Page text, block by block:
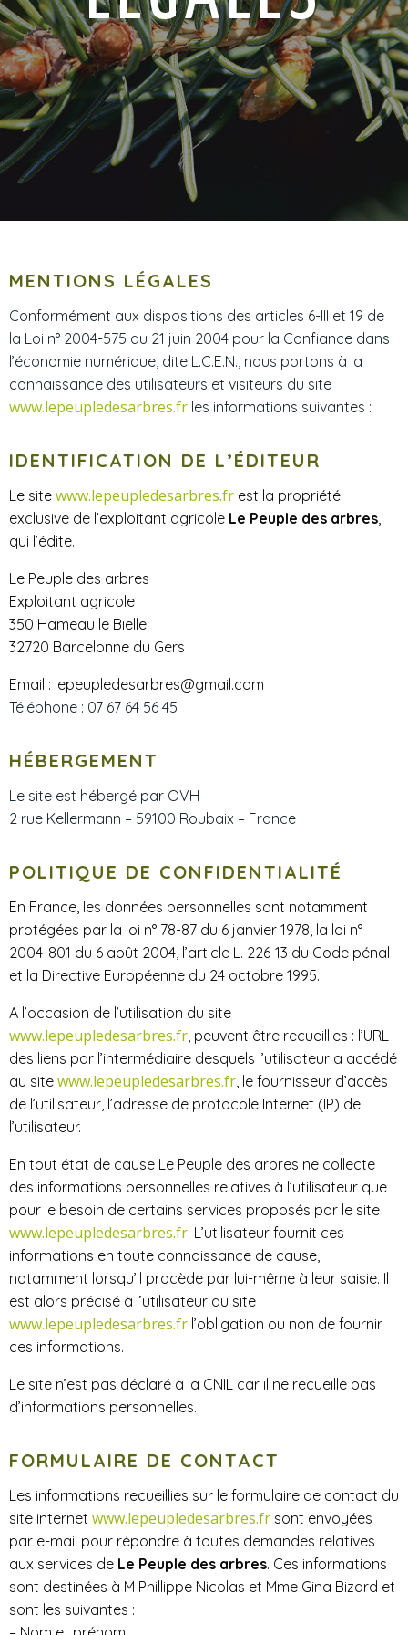
MENTIONS LÉGALES
Conformément aux dispositions des articles 6-III et 19 de
la Loi n° 2004-575 du 21 juin 2004 pour la Confiance dans
l’économie numérique, dite L.C.E.N., nous portons à la
connaissance des utilisateurs et visiteurs du site
www.lepeupledesarbres.fr les informations suivantes :
IDENTIFICATION DE L’ÉDITEUR
Le site www.lepeupledesarbres.fr est la propriété
exclusive de l’exploitant agricole Le Peuple des arbres,
qui l’édite.
Le Peuple des arbres
Exploitant agricole
350 Hameau le Bielle
32720 Barcelonne du Gers
Email : lepeupledesarbres@gmail.com
Téléphone : 07 67 64 56 45
HÉBERGEMENT
Le site est hébergé par OVH
2 rue Kellermann – 59100 Roubaix – France
POLITIQUE DE CONFIDENTIALITÉ
En France, les données personnelles sont notamment
protégées par la loi n° 78-87 du 6 janvier 1978, la loi n°
2004-801 du 6 août 2004, l’article L. 226-13 du Code pénal
et la Directive Européenne du 24 octobre 1995.
A l’occasion de l’utilisation du site ​
www.lepeupledesarbres.fr, peuvent être recueillies : l’URL
des liens par l’intermédiaire desquels l’utilisateur a accédé
au site www.lepeupledesarbres.fr,​ le fournisseur d’accès
de l’utilisateur, l’adresse de protocole Internet (IP) de
l’utilisateur.
En tout état de cause ​Le Peuple des arbres ​ne collecte
des informations personnelles relatives à l’utilisateur que
pour le besoin de certains services proposés par le site
www.lepeupledesarbres.fr. L’utilisateur fournit ces
informations en toute connaissance de cause,
notamment lorsqu’il procède par lui-même à leur saisie. Il
est alors précisé à l’utilisateur du site ​
www.lepeupledesarbres.fr l’obligation ou non de fournir
ces informations.
Le site n’est pas déclaré à la CNIL car il ne recueille pas
d’informations personnelles.
FORMULAIRE DE CONTACT
Les informations recueillies sur le formulaire de contact du
site internet www.lepeupledesarbres.fr sont envoyées
par e-mail pour répondre à toutes demandes relatives
aux services de Le Peuple des arbres​. Ces informations
sont destinées à M​ Phillippe Nicolas et Mme Gina Bizard et
sont les suivantes :